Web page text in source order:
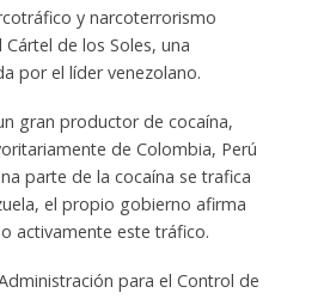
y narcoterrorismo
de los Soles, una
por el líder venezolano.
gran productor de cocaína,
de Colombia, Perú
parte de la cocaína se trafica
el propio gobierno afirma
activamente este tráfico.
para el Control de